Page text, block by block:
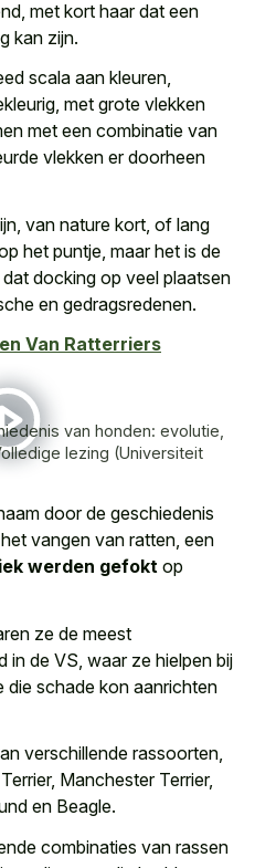
met kort haar dat een
kan zijn.
scala aan kleuren,
met grote vlekken
met een combinatie van
vlekken er doorheen
van nature kort, of lang
het puntje, maar het is de
docking op veel plaatsen
en gedragsredenen.
Van Ratterriers
van honden: evolutie,
lezing (Universiteit
door de geschiedenis
vangen van ratten, een
werden gefoktop
ze de meest
de VS, waar ze hielpen bij
die schade kon aanrichten
verschillende rassoorten,
Manchester Terrier,
en Beagle.
combinaties van rassen